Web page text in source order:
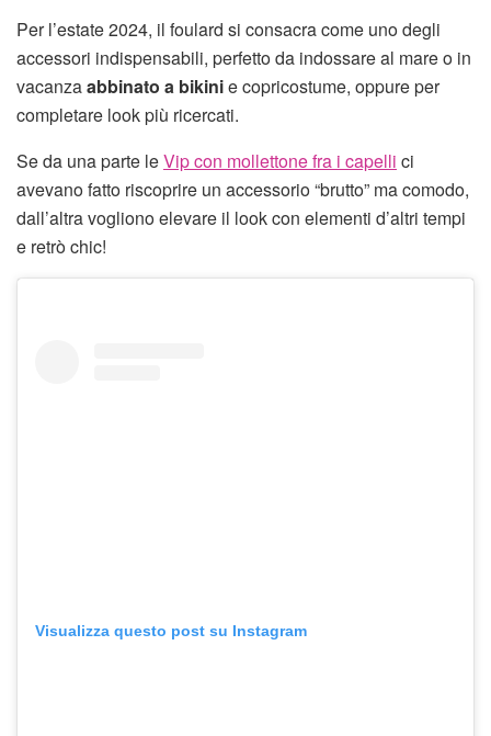
Per l’estate 2024, il foulard si consacra come uno degli
accessori indispensabili, perfetto da indossare al mare o in
vacanzaabbinato a bikinie copricostume, oppure per
completare look più ricercati.
Se da una parte leVip con mollettone fra i capelli ci
avevano fatto riscoprire un accessorio “brutto” ma comodo,
dall’altra vogliono elevare il look con elementi d’altri tempi
e retrò chic!
Visualizza questo post su Instagram